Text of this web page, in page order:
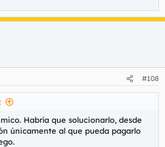
#108
Habría que solucionarlo, desde
únicamente al que pueda pagarlo